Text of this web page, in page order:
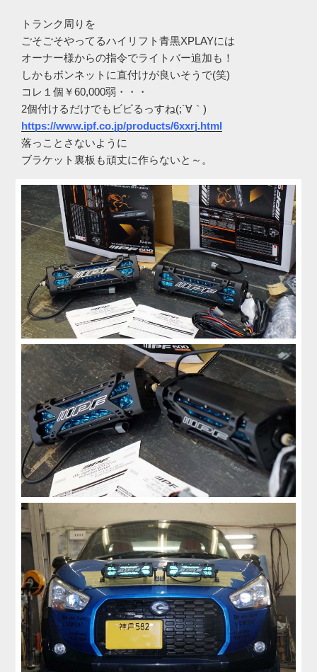
トランク周りを
ごそごそやってるハイリフト青黒XPLAYには
オーナー様からの指令でライトバー追加も！
しかもボンネットに直付けが良いそうで(笑)
コレ１個￥60,000弱・・・
2個付けるだけでもビビるっすね(;´∀｀)
https://www.ipf.co.jp/products/6xxrj.html
落っことさないように
ブラケット裏板も頑丈に作らないと～。